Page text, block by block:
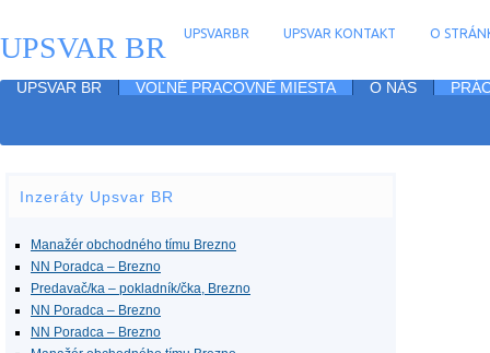
UPSVAR BR UPSVARBR UPSVAR KONTAKT O
UPSVAR BR VOĽNÉ PRACOVNÉ MIESTA O NÁS
Inzeráty Upsvar BR
Manažér obchodného tímu Brezno
NN Poradca – Brezno
Predavač/ka – pokladník/čka, Brezno
NN Poradca – Brezno
NN Poradca – Brezno